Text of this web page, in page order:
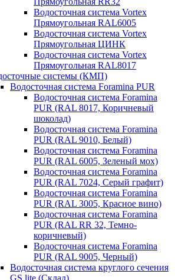
Водосточная система Vortex
Прямоугольная RAL6005
Водосточная система Vortex
Прямоугольная ЦИНК
Водосточная система Vortex
Прямоугольная RAL8017
системы (КМП)
Водосточная система Foramina PUR
Водосточная система Foramina
PUR (RAL 8017, Коричневый
шоколад)
Водосточная система Foramina
PUR (RAL 9010, Белый)
Водосточная система Foramina
PUR (RAL 6005, Зеленый мох)
Водосточная система Foramina
PUR (RAL 7024, Серый графит)
Водосточная система Foramina
PUR (RAL 3005, Красное вино)
Водосточная система Foramina
PUR (RAL RR 32, Темно-
коричневый)
Водосточная система Foramina
PUR (RAL 9005, Черный)
Водосточная система круглого сечения
GS lite (Склад)